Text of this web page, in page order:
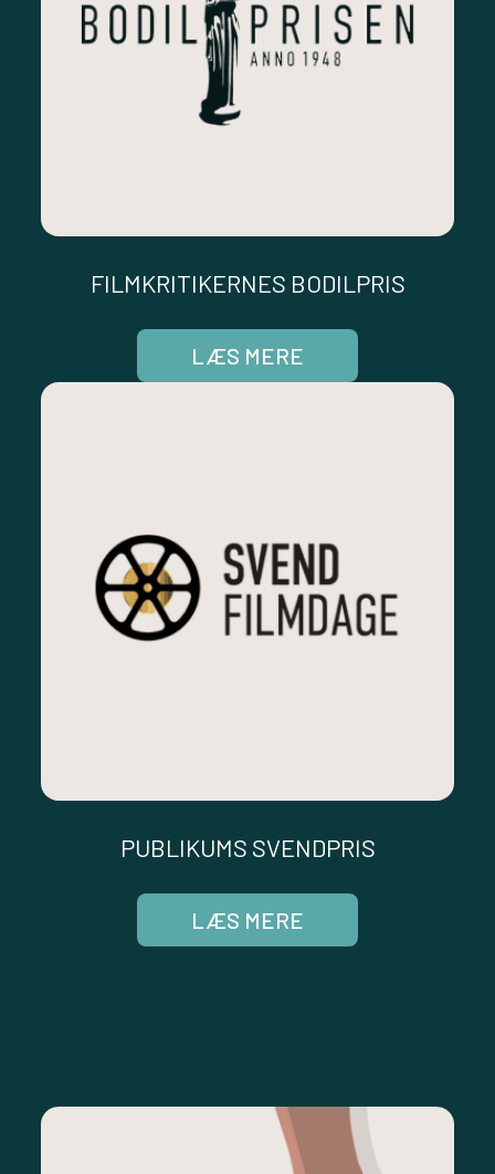
FILMKRITIKERNES BODILPRIS
LÆS MERE
PUBLIKUMS SVENDPRIS
LÆS MERE